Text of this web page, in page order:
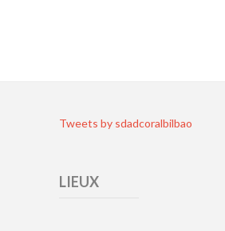
Tweets by sdadcoralbilbao
LIEUX